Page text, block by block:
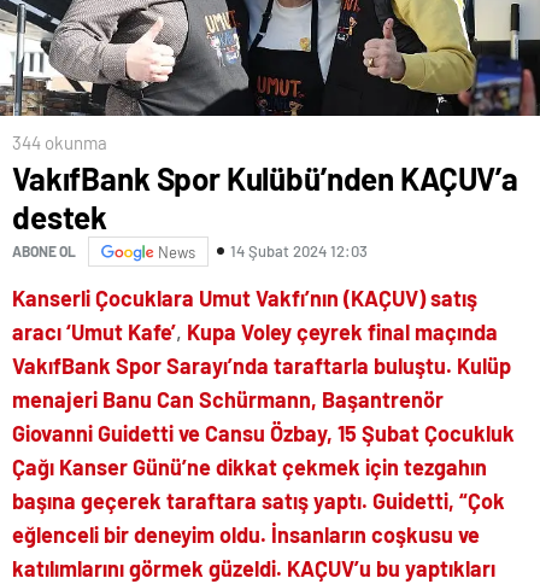
344 okunma
VakıfBank Spor Kulübü’nden KAÇUV’a
destek
ABONE OL News 14 Şubat 2024 12:03
Kanserli Çocuklara Umut Vakfı’nın (KAÇUV) satış
aracı ‘Umut Kafe’, Kupa Voley çeyrek final maçında
VakıfBank Spor Sarayı’nda taraftarla buluştu. Kulüp
menajeri Banu Can Schürmann, Başantrenör
Giovanni Guidetti ve Cansu Özbay, 15 Şubat Çocukluk
Çağı Kanser Günü’ne dikkat çekmek için tezgahın
başına geçerek taraftara satış yaptı. Guidetti, “Çok
eğlenceli bir deneyim oldu. İnsanların coşkusu ve
katılımlarını görmek güzeldi. KAÇUV’u bu yaptıkları